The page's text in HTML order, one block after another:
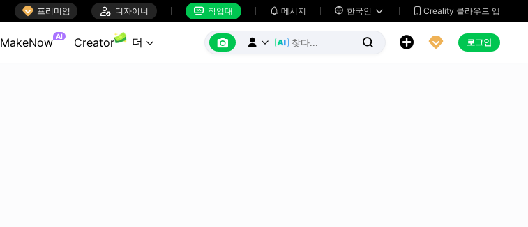
 프리미엄  디자이너  작업대  메시지  한국인   Creality 클라우드 앱
MakeNow AI Creator 더        로그인